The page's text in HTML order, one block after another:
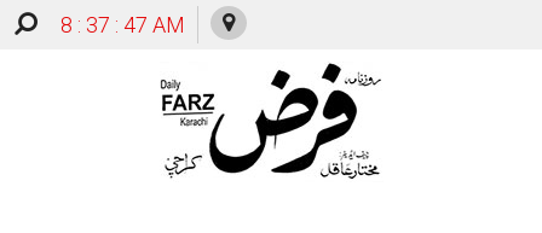
8 : 37 : 48 AM